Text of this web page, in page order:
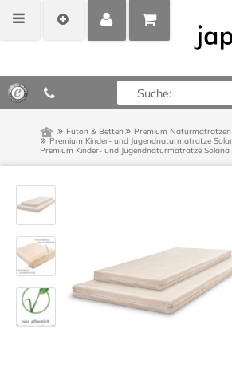
MEIN
POSITIONEN
ANZEIGEN
0,00 €*
Futon & Betten
Premium Naturmatratzen
Premium Kinder- und Jugendnaturmatratze
Premium Kinder- und Jugendnaturmatratze Solana